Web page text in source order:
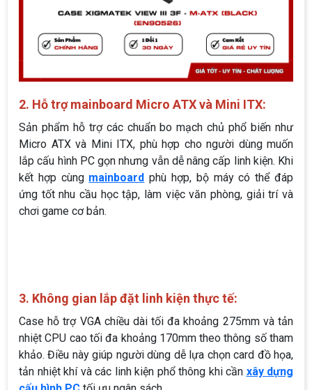
2. Hỗ trợ mainboard Micro ATX và Mini ITX:
Sản phẩm hỗ trợ các chuẩn bo mạch chủ phổ biến như
Micro ATX và Mini ITX, phù hợp cho người dùng muốn
lắp cấu hình PC gọn nhưng vẫn dễ nâng cấp linh kiện. Khi
kết hợp cùng mainboard phù hợp, bộ máy có thể đáp
ứng tốt nhu cầu học tập, làm việc văn phòng, giải trí và
chơi game cơ bản.
3. Không gian lắp đặt linh kiện thực tế:
Case hỗ trợ VGA chiều dài tối đa khoảng 275mm và tản
nhiệt CPU cao tối đa khoảng 170mm theo thông số tham
khảo. Điều này giúp người dùng dễ lựa chọn card đồ họa,
tản nhiệt khí và các linh kiện phổ thông khi cần xây dựng